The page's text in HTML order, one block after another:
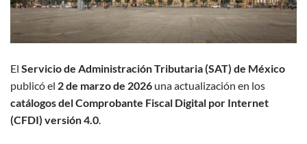
El Servicio de Administración Tributaria (SAT) de México
publicó el 2 de marzo de 2026 una actualización en los
catálogos del Comprobante Fiscal Digital por Internet
(CFDI) versión 4.0.